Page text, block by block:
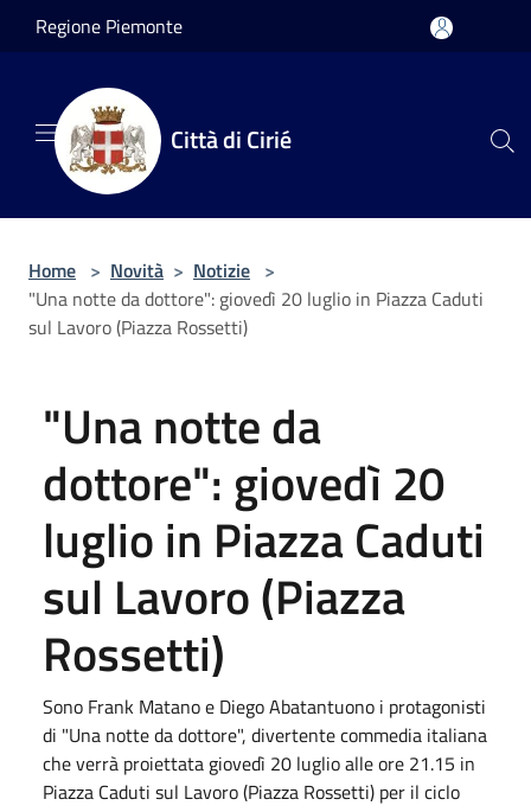
Salta al contenuto principale
Regione Piemonte
Città di Cirié
Home > Novità > Notizie >
"Una notte da dottore": giovedì 20 luglio in Piazza Caduti
sul Lavoro (Piazza Rossetti)
"Una notte da
dottore": giovedì 20
luglio in Piazza Caduti
sul Lavoro (Piazza
Rossetti)
Sono Frank Matano e Diego Abatantuono i protagonisti
di "Una notte da dottore", divertente commedia italiana
che verrà proiettata giovedì 20 luglio alle ore 21.15 in
Piazza Caduti sul Lavoro (Piazza Rossetti) per il ciclo